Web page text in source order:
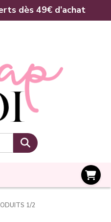
dès 49€ d’achat
1/2